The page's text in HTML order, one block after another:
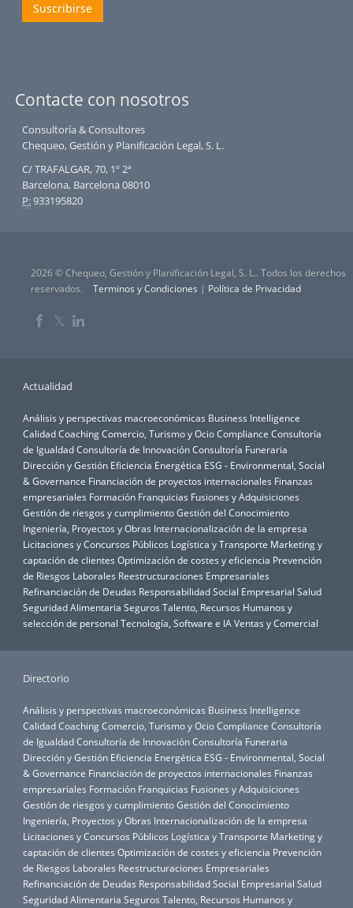
Suscribirse
Contacte con nosotros
Consultoría & Consultores
Chequeo, Gestión y Planificación Legal, S. L.
C/ TRAFALGAR, 70, 1º 2ª
Barcelona, Barcelona 08010
P:933195820
2026 © Chequeo, Gestión y Planificación Legal, S. L.. Todos los derechos
reservados.
Terminos y Condiciones | Política de Privacidad
𝕏
Actualidad
Análisis y perspectivas macroeconómicas Business Intelligence
CalidadCoachingComercio, Turismo y OcioCompliance Consultoría
de IgualdadConsultoría de InnovaciónConsultoría Funeraria
Dirección y Gestión Eficiencia Energética ESG - Environmental, Social
& Governance Financiación de proyectos internacionales Finanzas
empresariales Formación Franquicias Fusiones y Adquisiciones
Gestión de riesgos y cumplimientoGestión del Conocimiento
Ingeniería, Proyectos y Obras Internacionalización de la empresa
Licitaciones y Concursos Públicos Logística y Transporte Marketing y
captación de clientes Optimización de costes y eficiencia Prevención
de Riesgos Laborales Reestructuraciones Empresariales
Refinanciación de Deudas Responsabilidad Social Empresarial Salud
Seguridad Alimentaria Seguros Talento, Recursos Humanos y
selección de personal Tecnología, Software e IAVentas y Comercial
Directorio
Análisis y perspectivas macroeconómicas Business Intelligence
CalidadCoachingComercio, Turismo y OcioCompliance Consultoría
de IgualdadConsultoría de InnovaciónConsultoría Funeraria
Dirección y Gestión Eficiencia Energética ESG - Environmental, Social
& Governance Financiación de proyectos internacionales Finanzas
empresariales Formación Franquicias Fusiones y Adquisiciones
Gestión de riesgos y cumplimientoGestión del Conocimiento
Ingeniería, Proyectos y Obras Internacionalización de la empresa
Licitaciones y Concursos Públicos Logística y Transporte Marketing y
captación de clientes Optimización de costes y eficiencia Prevención
de Riesgos Laborales Reestructuraciones Empresariales
Refinanciación de Deudas Responsabilidad Social Empresarial Salud
Seguridad Alimentaria Seguros Talento, Recursos Humanos y